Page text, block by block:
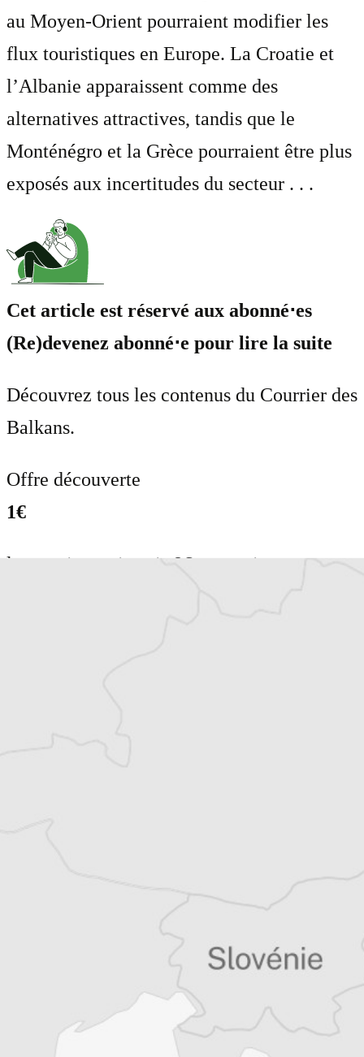
au Moyen-Orient pourraient modifier les
flux touristiques en Europe. La Croatie et
l’Albanie apparaissent comme des
alternatives attractives, tandis que le
Monténégro et la Grèce pourraient être plus
exposés aux incertitudes du secteur . . .
Cet article est réservé aux abonné⋅es
(Re)devenez abonné⋅e pour lire la suite
Découvrez tous les contenus du Courrier des
Balkans.
Offre découverte
1€
le premier mois puis 8€ par mois
Vous avez déjà un compte ? Se connecter